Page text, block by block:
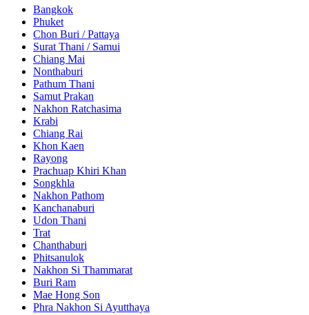
Bangkok
Phuket
Chon Buri / Pattaya
Surat Thani / Samui
Chiang Mai
Nonthaburi
Pathum Thani
Samut Prakan
Nakhon Ratchasima
Krabi
Chiang Rai
Khon Kaen
Rayong
Prachuap Khiri Khan
Songkhla
Nakhon Pathom
Kanchanaburi
Udon Thani
Trat
Chanthaburi
Phitsanulok
Nakhon Si Thammarat
Buri Ram
Mae Hong Son
Phra Nakhon Si Ayutthaya